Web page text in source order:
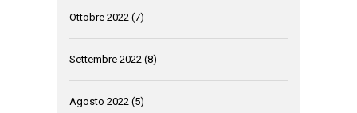
Ottobre 2022 (7)
Settembre 2022 (8)
Agosto 2022 (5)